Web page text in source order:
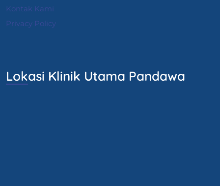
Kontak Kami
Privacy Policy
Lokasi Klinik Utama Pandawa